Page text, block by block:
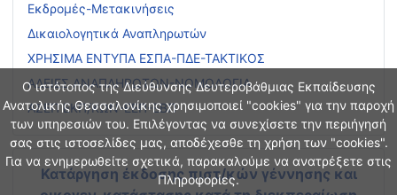
Ο ιστότοπος της Διεύθυνσης Δευτεροβάθμιας Εκπαίδευσης
Ανατολικής Θεσσαλονίκης χρησιμοποιεί "cookies" για την παροχή
των υπηρεσιών του. Επιλέγοντας να συνεχίσετε την περιήγησή
σας στις ιστοσελίδες μας, αποδέχεσθε τη χρήση των "cookies".
Για να ενημερωθείτε σχετικά, παρακαλούμε να ανατρέξετε στις
Πληροφορίες.
Εκδρομές-Μετακινήσεις
Δικαιολογητικά Αναπληρωτών
ΧΡΗΣΙΜΑ ΕΝΤΥΠΑ ΕΣΠΑ-ΠΔΕ-ΤΑΚΤΙΚΟΣ
ΑΔΕΙΕΣ ΑΝΑΠΛΗΡΩΤΩΝ-ΝΟΜΟΛΟΓΙΑ
ΑΣΕΠ ΕΚΠ/ΚΩΝ-ΕΕΠ-ΕΒΠ
Κατάργηση έκδοσης πιστ/κών γέννησης και